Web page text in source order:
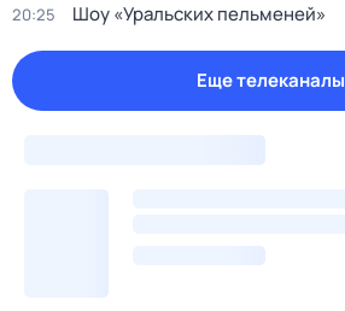
20:25 Шоу «Уральских пельменей»
Еще телеканалы